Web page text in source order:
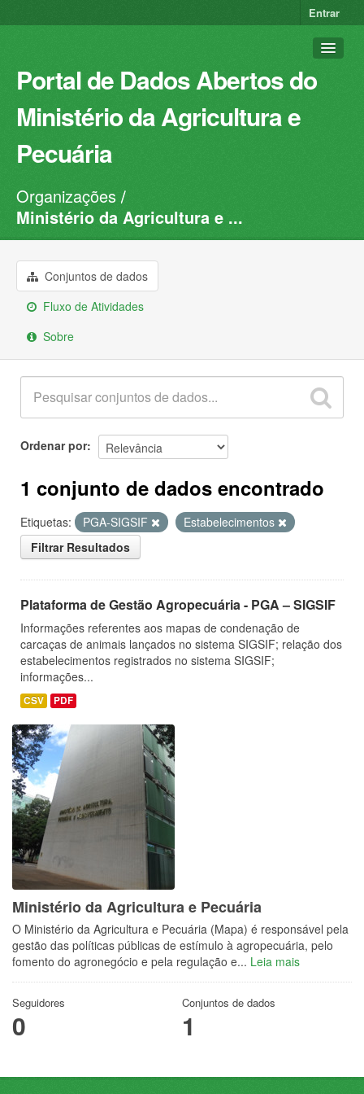
Entrar
Portal de Dados Abertos do
Ministério da Agricultura e
Pecuária
Conjuntos de dados
Organizações
Sobre
Organizações
Ministério da Agricultura e ...
Conjuntos de dados
Fluxo de Atividades
Sobre
Ordenar por
1 conjunto de dados encontrado
Etiquetas: PGA-SIGSIF
Estabelecimentos
Filtrar Resultados
Plataforma de Gestão Agropecuária - PGA – SIGSIF
Informações referentes aos mapas de condenação de
carcaças de animais lançados no sistema SIGSIF; relação dos
estabelecimentos registrados no sistema SIGSIF;
informações...
CSV PDF
Ministério da Agricultura e Pecuária
O Ministério da Agricultura e Pecuária (Mapa) é responsável pela
gestão das políticas públicas de estímulo à agropecuária, pelo
fomento do agronegócio e pela regulação e... Leia mais
Seguidores
0
Conjuntos de dados
1